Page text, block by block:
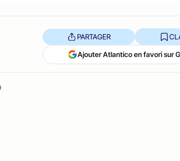
PARTAGER
Ajouter Atlantico en favori sur